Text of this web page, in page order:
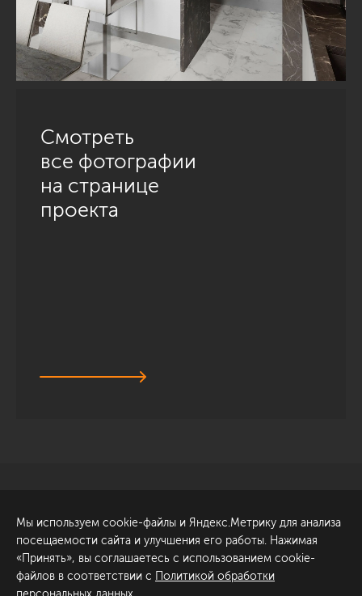
Смотреть
все фотографии
на странице
проекта
Обсудить проект
ул. Академика Павлова, 6
к1
+7 (812) 200-95-55
Мы используем cookie-файлы и Яндекс.Метрику для анализа
посещаемости сайта и улучшения его работы. Нажимая
«Принять», вы соглашаетесь с использованием cookie-
файлов в соответствии с Политикой обработки